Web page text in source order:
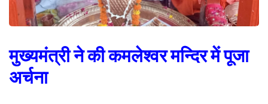
मुख्यमंत्री ने की कमलेश्वर मन्दिर में पूजा
अर्चना